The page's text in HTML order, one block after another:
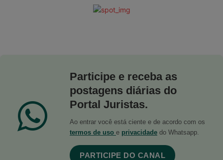
Participe e receba as
postagens diárias do
Portal Juristas.
Ao entrar você está ciente e de acordo com os
termos de uso e privacidade do Whatsapp.
PARTICIPE DO CANAL